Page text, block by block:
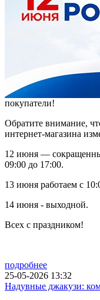
покупатели!
Обратите внимание,
интернет-магазина
12 июня —
09:00 до 17:00.
13 июня работаем с
14 июня - выходной.
Всех с праздником!
подробнее
25-05-2026 13:32
Надувные джакузи: